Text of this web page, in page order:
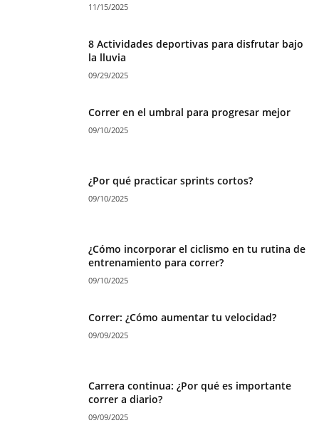
11/15/2025
8 Actividades deportivas para disfrutar bajo
la lluvia
09/29/2025
Correr en el umbral para progresar mejor
09/10/2025
¿Por qué practicar sprints cortos?
09/10/2025
¿Cómo incorporar el ciclismo en tu rutina de
entrenamiento para correr?
09/10/2025
Correr: ¿Cómo aumentar tu velocidad?
09/09/2025
Carrera continua: ¿Por qué es importante
correr a diario?
09/09/2025